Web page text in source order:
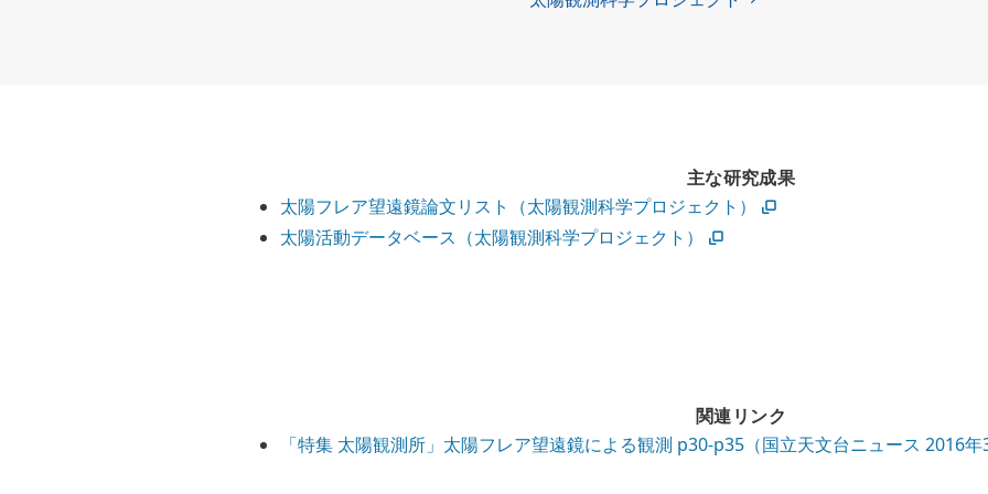
主な研究成果
太陽フレア望遠鏡論文リスト（太陽観測科学プロジェクト）
太陽活動データベース（太陽観測科学プロジェクト）
関連リンク
「特集 太陽観測所」太陽フレア望遠鏡による観測 p30-p35（国立天文台ニュース 2016